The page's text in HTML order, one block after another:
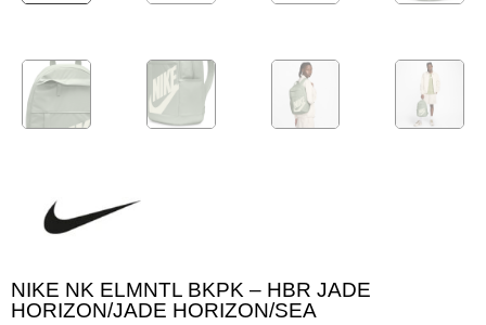
NIKE NK ELMNTL BKPK – HBR JADE
HORIZON/JADE HORIZON/SEA